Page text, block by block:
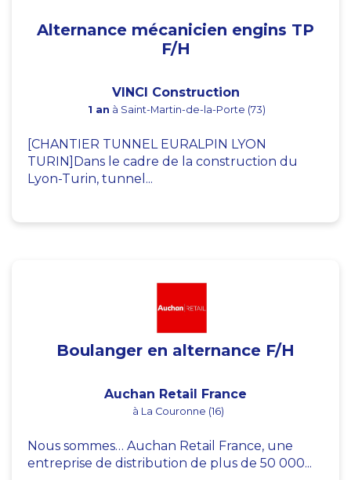
Alternance mécanicien engins TP
F/H
VINCI Construction
1 an à Saint-Martin-de-la-Porte (73)
[CHANTIER TUNNEL EURALPIN LYON
TURIN]Dans le cadre de la construction du
Lyon-Turin, tunnel...
Boulanger en alternance F/H
Auchan Retail France
à La Couronne (16)
Nous sommes… Auchan Retail France, une
entreprise de distribution de plus de 50 000...